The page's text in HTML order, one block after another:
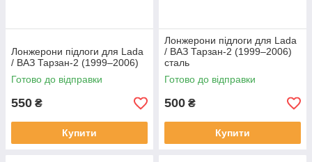
Лонжерони підлоги для Lada
/ ВАЗ Тарзан-2 (1999–2006)
Готово до відправки
550 ₴
Купити
Лонжерони підлоги для Lada
/ ВАЗ Тарзан-2 (1999–2006)
сталь
Готово до відправки
500 ₴
Купити